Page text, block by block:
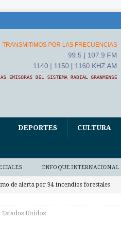
TRANSMITIMOS POR LAS FRECUENCIAS
99.5 | 107.9 FM
1140 | 1150 | 1160 KHZ AM
EMISORAS DEL SISTEMA RADIAL GRANMENSE
DEPORTES CULTURA
ENFOQUE INTERNACIONAL
de alerta por 94 incendios forestales
ALBA Movimientos iniciará este jueves
Unidos